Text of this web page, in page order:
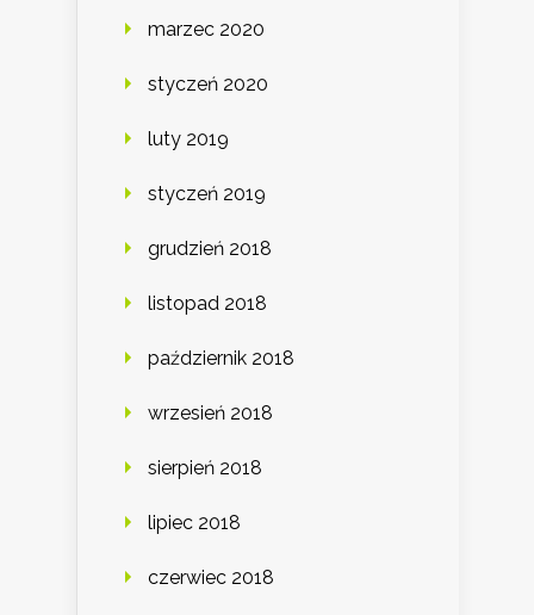
marzec 2020
styczeń 2020
luty 2019
styczeń 2019
grudzień 2018
listopad 2018
październik 2018
wrzesień 2018
sierpień 2018
lipiec 2018
czerwiec 2018